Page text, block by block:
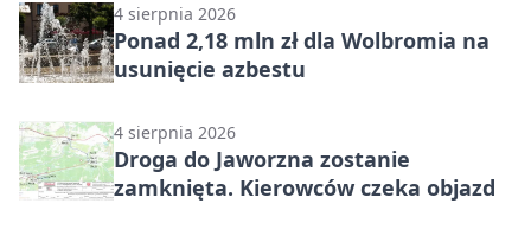
4 sierpnia 2026
Ponad 2,18 mln zł dla Wolbromia na
usunięcie azbestu
4 sierpnia 2026
Droga do Jaworzna zostanie
zamknięta. Kierowców czeka objazd